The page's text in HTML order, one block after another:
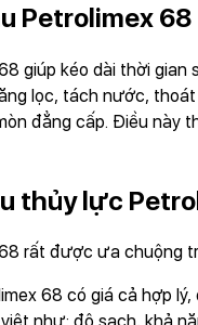
Petrolimex 68
giúp kéo dài thời
lọc, tách nước,
đẳng cấp. Điều này
thủy lực
rất được ưa chuộng
68 có giá cả hợp